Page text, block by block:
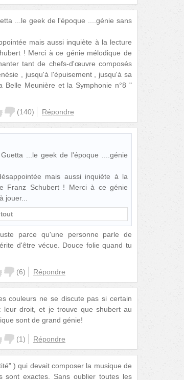
...le geek de l'époque ....génie sans
mais aussi inquiète à la lecture
! Merci à ce génie mélodique de
tant de chefs-d'œuvre composés
, jusqu'à l'épuisement , jusqu'à sa
Meunière et la Symphonie n°8 "
(140) Répondre
...le geek de l'époque ....génie
mais aussi inquiète à la
Franz Schubert ! Merci à ce génie
jouer
parce qu'une personne parle de
d'être vécue. Douce folie quand tu
(6) Répondre
couleurs ne se discute pas si certain
droit, et je trouve que shubert au
sont de grand génie!
(1) Répondre
) qui devait composer la musique de
sont exactes. Sans oublier toutes les